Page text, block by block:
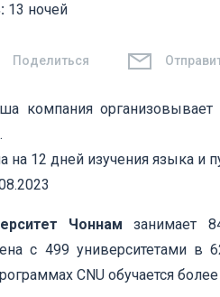
13 ночей
Поделиться
компания организовывает
на 12 дней изучения языка и
Чоннам занимает
с 499 университетами
CNU обучается